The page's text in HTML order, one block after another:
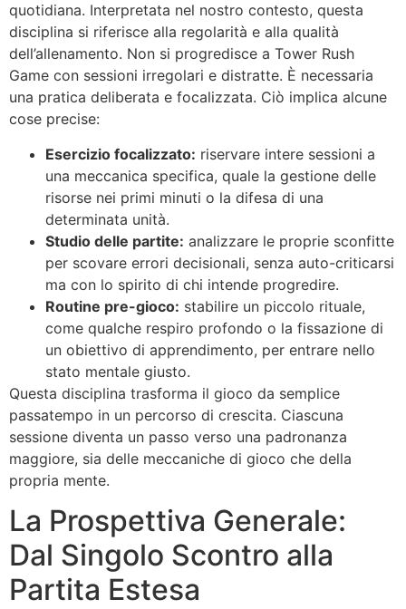
quotidiana. Interpretata nel nostro contesto, questa
disciplina si riferisce alla regolarità e alla qualità
dell’allenamento. Non si progredisce a Tower Rush
Game con sessioni irregolari e distratte. È necessaria
una pratica deliberata e focalizzata. Ciò implica alcune
cose precise:
Esercizio focalizzato: riservare intere sessioni a
una meccanica specifica, quale la gestione delle
risorse nei primi minuti o la difesa di una
determinata unità.
Studio delle partite: analizzare le proprie sconfitte
per scovare errori decisionali, senza auto-criticarsi
ma con lo spirito di chi intende progredire.
Routine pre-gioco: stabilire un piccolo rituale,
come qualche respiro profondo o la fissazione di
un obiettivo di apprendimento, per entrare nello
stato mentale giusto.
Questa disciplina trasforma il gioco da semplice
passatempo in un percorso di crescita. Ciascuna
sessione diventa un passo verso una padronanza
maggiore, sia delle meccaniche di gioco che della
propria mente.
La Prospettiva Generale:
Dal Singolo Scontro alla
Partita Estesa